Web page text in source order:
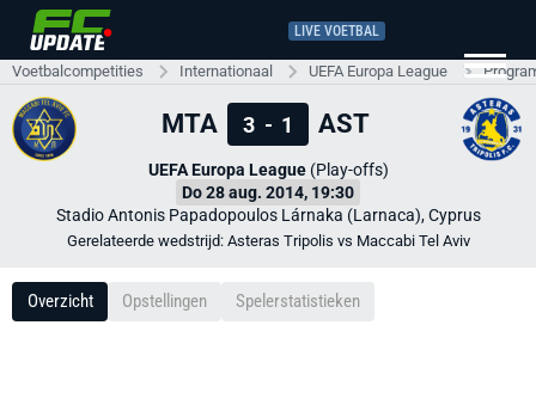
LIVE VOETBAL
Voetbalcompetities Internationaal UEFA Europa League
MTA 3 - 1 AST
UEFA Europa League(Play-offs)
Do 28 aug. 2014, 19:30
Stadio Antonis Papadopoulos Lárnaka (Larnaca), Cyprus
Gerelateerde wedstrijd: Asteras Tripolis vs Maccabi Tel Aviv
Overzicht Opstellingen Spelerstatistieken